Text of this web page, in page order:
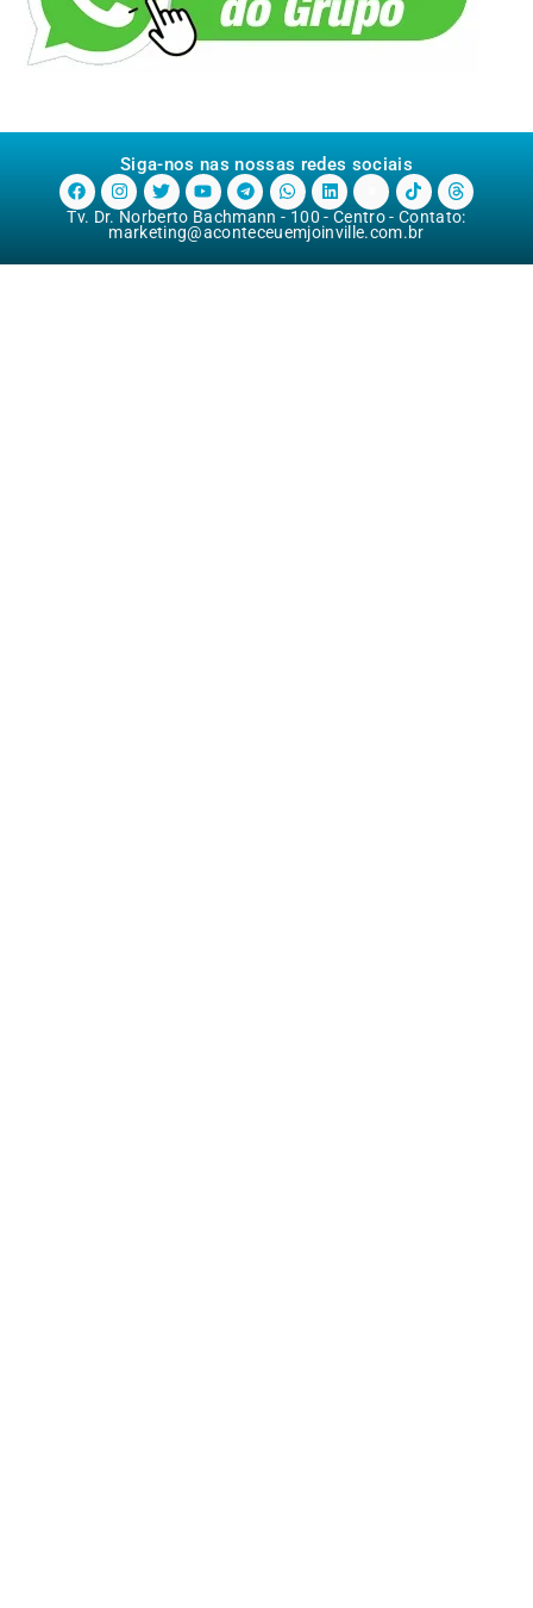
Siga-nos nas nossas redes sociais
Tv. Dr. Norberto Bachmann - 100 - Centro - Contato:
marketing@aconteceuemjoinville.com.br